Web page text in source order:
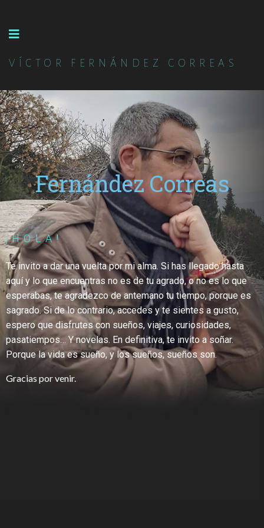
VÍCTOR FERNÁNDEZ CORREAS
Víctor
Fernández Correas
¡HOLA!
Te invito a dar una vuelta por mi alma. Si has llegado hasta
aquí y lo que encuentras no es de tu agrado, o no es lo que
esperabas, te agradezco de antemano tu tiempo, porque es
sagrado. Si de lo contrario, accedes y te sientes a gusto,
espero que disfrutes con sueños, viajes, curiosidades,
pasatiempos… Y novelas. En definitiva, te invito a soñar.
Porque la vida es sueño, y los sueños, sueños son.
Gracias por venir.